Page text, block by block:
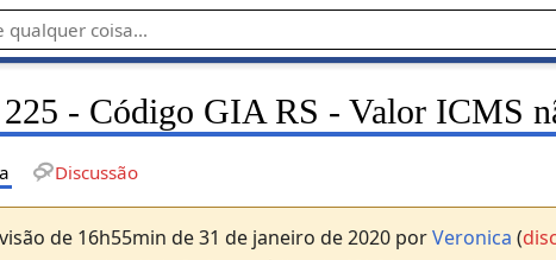
- Código GIA RS - Valor ICMS
Discussão
de 16h55min de 31 de janeiro de 2020 porVeronica (